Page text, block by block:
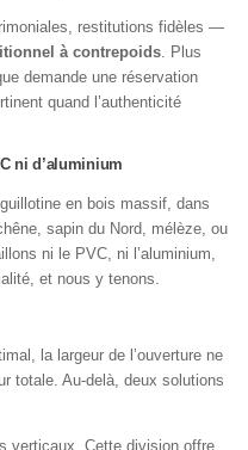
restitutions fidèles —
à contrepoids . Plus
demande une réservation
quand l’authenticité
ni d’aluminium
en bois massif, dans
sapin du Nord, mélèze, ou
ni le PVC, ni l’aluminium,
et nous y tenons.
la largeur de l’ouverture ne
totale. Au-delà, deux solutions
verticaux. Cette division offre